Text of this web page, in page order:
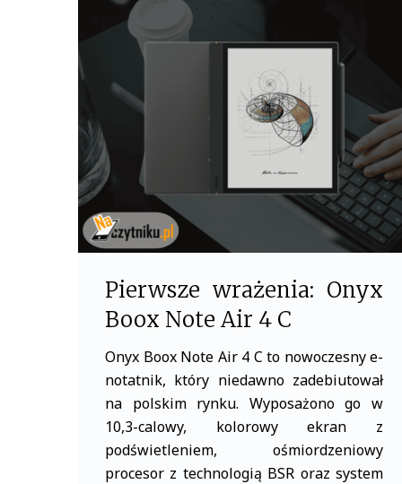
b
r
Pierwsze wrażenia: Onyx
Boox Note Air 4 C
Onyx Boox Note Air 4 C to nowoczesny e-
notatnik, który niedawno zadebiutował
na polskim rynku. Wyposażono go w
10,3-calowy, kolorowy ekran z
podświetleniem, ośmiordzeniowy
procesor z technologią BSR oraz system